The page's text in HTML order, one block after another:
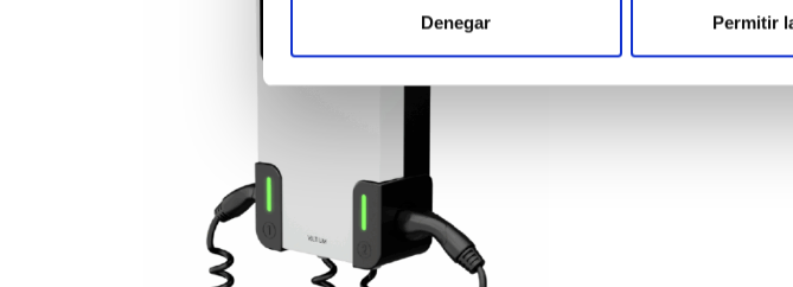
Denegar Permitir